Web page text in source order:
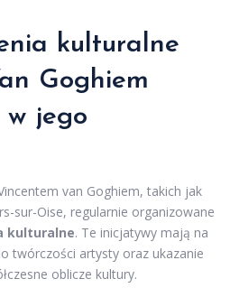
kulturalne
Goghiem
w jego
van Goghiem, takich jak
sur-Oise, regularnie organizowane
kulturalne. Te inicjatywy mają na
twórczości artysty oraz ukazanie
oblicze kultury.